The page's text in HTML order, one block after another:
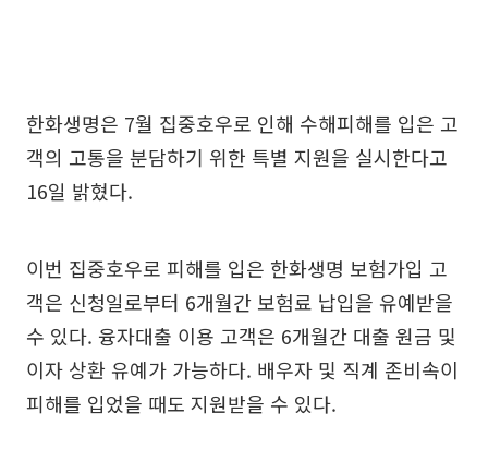
한화생명은 7월 집중호우로 인해 수해피해를 입은 고
객의 고통을 분담하기 위한 특별 지원을 실시한다고
16일 밝혔다.
이번 집중호우로 피해를 입은 한화생명 보험가입 고
객은 신청일로부터 6개월간 보험료 납입을 유예받을
수 있다. 융자대출 이용 고객은 6개월간 대출 원금 및
이자 상환 유예가 가능하다. 배우자 및 직계 존비속이
피해를 입었을 때도 지원받을 수 있다.